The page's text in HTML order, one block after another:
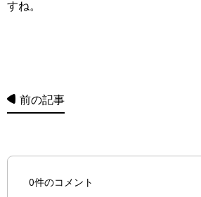
すね。
前の記事
0件のコメント